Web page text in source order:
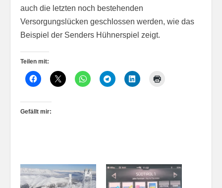
auch die letzten noch bestehenden
Versorgungslücken geschlossen werden, wie das
Beispiel der Senders Hühnerspiel zeigt.
Teilen mit:
Gefällt mir: